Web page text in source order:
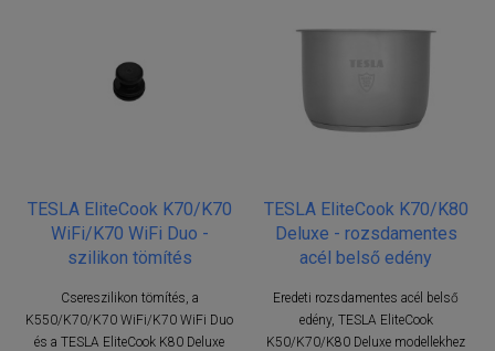
TESLA EliteCook K70/K70
WiFi/K70 WiFi Duo -
szilikon tömítés
Csereszilikon tömítés, a
K550/K70/K70 WiFi/K70 WiFi Duo
és a TESLA EliteCook K80 Deluxe
TESLA EliteCook K70/K80
Deluxe - rozsdamentes
acél belső edény
Eredeti rozsdamentes acél belső
edény, TESLA EliteCook
K50/K70/K80 Deluxe modellekhez